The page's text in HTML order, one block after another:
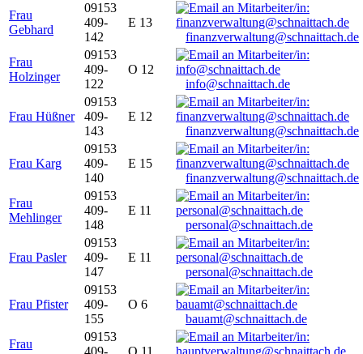
Frau
Gebhard
09153
409-
142
E 13
finanzverwaltung@schnaittach.de
Frau
Holzinger
09153
409-
122
O 12
info@schnaittach.de
Frau Hüßner
09153
409-
143
E 12
finanzverwaltung@schnaittach.de
Frau Karg
09153
409-
140
E 15
finanzverwaltung@schnaittach.de
Frau
Mehlinger
09153
409-
148
E 11
personal@schnaittach.de
Frau Pasler
09153
409-
147
E 11
personal@schnaittach.de
Frau Pfister
09153
409-
155
O 6
bauamt@schnaittach.de
Frau
09153